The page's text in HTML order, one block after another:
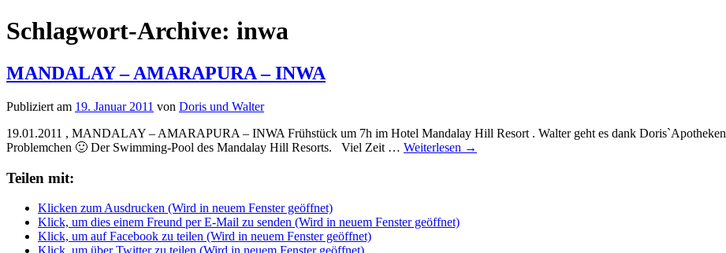
Schlagwort-Archive: inwa
MANDALAY – AMARAPURA – INWA
Publiziert am 19. Januar 2011 von Doris und Walter
19.01.2011 , MANDALAY – AMARAPURA – INWA Frühstück um 7h im Hotel Mandalay Hill Resort . Walter geht es dank
Problemchen 🙂 Der Swimming-Pool des Mandalay Hill Resorts. Viel Zeit … Weiterlesen →
Teilen mit:
Klicken zum Ausdrucken (Wird in neuem Fenster geöffnet)
Klick, um dies einem Freund per E-Mail zu senden (Wird in neuem Fenster geöffnet)
Klick, um auf Facebook zu teilen (Wird in neuem Fenster geöffnet)